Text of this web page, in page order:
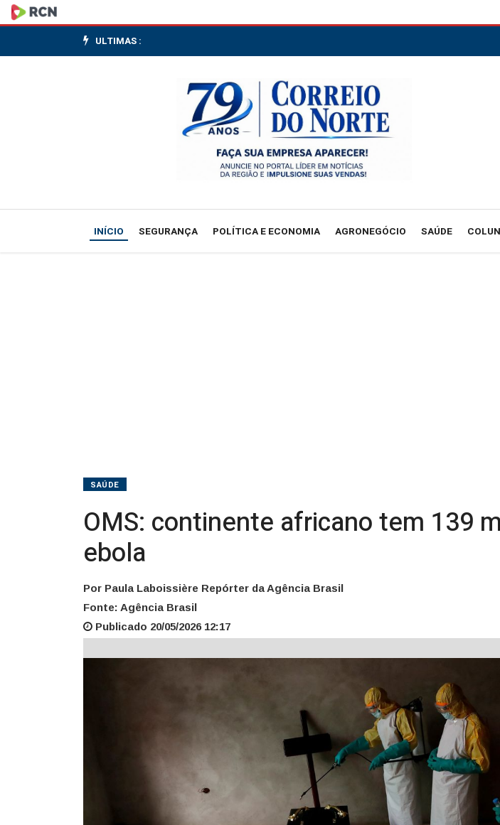
OMS:
continente
suspeitas
ULTIMAS :
INÍCIO SEGURANÇA POLÍTICA E ECONOMIA AGRONEGÓCIO SAÚDE
SAÚDE
OMS: continente africano tem 139
ebola
Por Paula Laboissière Repórter da Agência Brasil
Fonte: Agência Brasil
Publicado 20/05/2026 12:17